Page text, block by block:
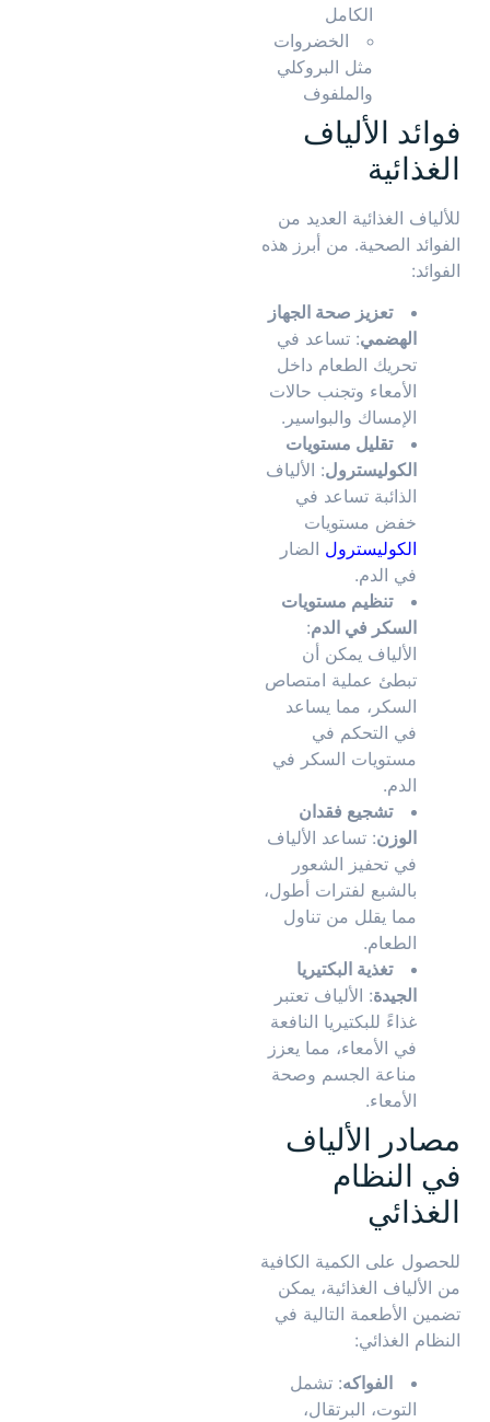
الكامل
الخضروات
مثل البروكلي
والملفوف
فوائد الألياف
الغذائية
للألياف الغذائية العديد من
الفوائد الصحية. من أبرز هذه
الفوائد:
تعزيز صحة الجهاز
الهضمي: تساعد في
تحريك الطعام داخل
الأمعاء وتجنب حالات
الإمساك والبواسير.
تقليل مستويات
الكوليسترول: الألياف
الذائبة تساعد في
خفض مستويات
الكوليسترول الضار
في الدم.
تنظيم مستويات
السكر في الدم:
الألياف يمكن أن
تبطئ عملية امتصاص
السكر، مما يساعد
في التحكم في
مستويات السكر في
الدم.
تشجيع فقدان
الوزن: تساعد الألياف
في تحفيز الشعور
بالشبع لفترات أطول،
مما يقلل من تناول
الطعام.
تغذية البكتيريا
الجيدة: الألياف تعتبر
غذاءً للبكتيريا النافعة
في الأمعاء، مما يعزز
مناعة الجسم وصحة
الأمعاء.
مصادر الألياف
في النظام
الغذائي
للحصول على الكمية الكافية
من الألياف الغذائية، يمكن
تضمين الأطعمة التالية في
النظام الغذائي:
الفواكه: تشمل
التوت، البرتقال،